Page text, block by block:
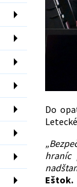
Do
hraníc
Eštok.